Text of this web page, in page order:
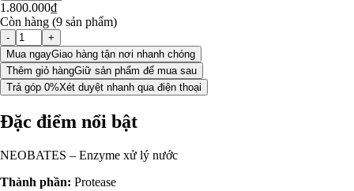
1.800.000₫
Còn hàng (9 sản phẩm)
-
+
Mua ngayGiao hàng tận nơi nhanh chóng
Thêm giỏ hàngGiữ sản phẩm để mua sau
Trả góp 0%Xét duyệt nhanh qua điện thoại
Đặc điểm nổi bật
NEOBATES – Enzyme xử lý nước
Thành phần: Protease